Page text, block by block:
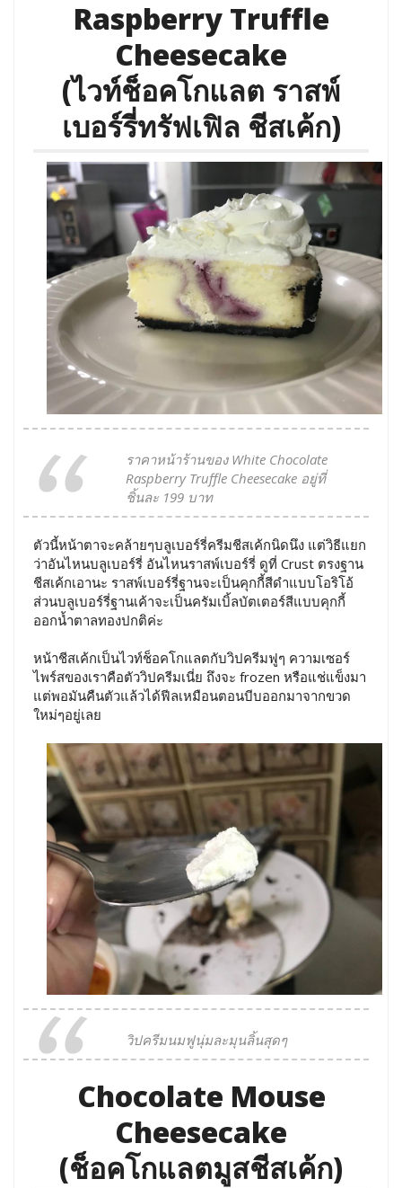
Raspberry Truffle
Cheesecake
(ไวท์ช็อคโกแลต ราสพ์
เบอร์รี่ทรัฟเฟิล ชีสเค้ก)
ราคาหน้าร้านของ White Chocolate
Raspberry Truffle Cheesecake อยู่ที่
ชิ้นละ 199 บาท
ตัวนี้หน้าตาจะคล้ายๆบลูเบอร์รี่ครีมชีสเค้กนิดนึง แต่วิธีแยก
ว่าอันไหนบลูเบอร์รี่ อันไหนราสพ์เบอร์รี่ ดูที่ Crust ตรงฐาน
ชีสเค้กเอานะ ราสพ์เบอร์รี่ฐานจะเป็นคุกกี้สีดำแบบโอริโอ้
ส่วนบลูเบอร์รี่ฐานเค้าจะเป็นครัมเบิ้ลบัตเตอร์สีแบบคุกกี้
ออกน้ำตาลทองปกติค่ะ
หน้าชีสเค้กเป็นไวท์ช็อคโกแลตกับวิปครีมฟูๆ ความเซอร์
ไพร์สของเราคือตัววิปครีมเนี่ย ถึงจะ frozen หรือแช่แข็งมา
แต่พอมันคืนตัวแล้วได้ฟีลเหมือนตอนบีบออกมาจากขวด
ใหม่ๆอยู่เลย
วิปครีมนมฟูนุ่มละมุนลิ้นสุดๆ
Chocolate Mouse
Cheesecake
(ช็อคโกแลตมูสชีสเค้ก)